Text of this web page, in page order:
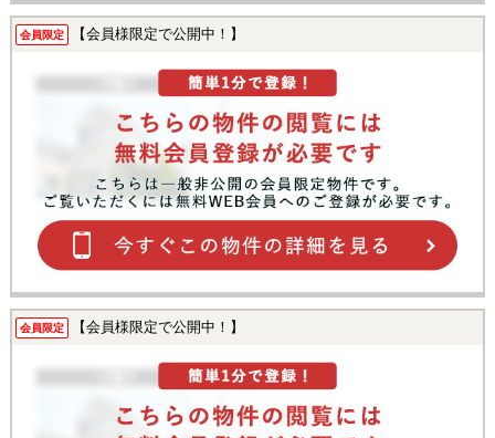
会員限定 【会員様限定で公開中！】
会員限定 【会員様限定で公開中！】